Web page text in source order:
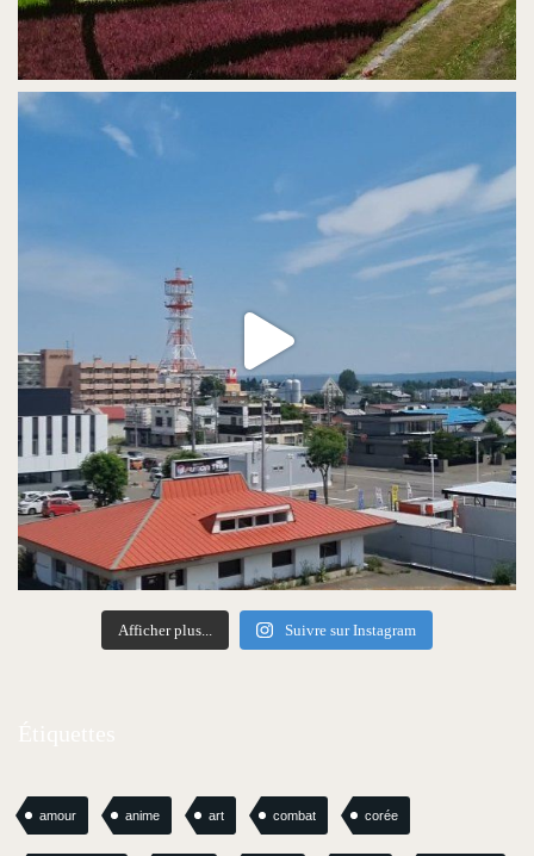
Afficher plus... Suivre sur Instagram
amour anime art combat corée